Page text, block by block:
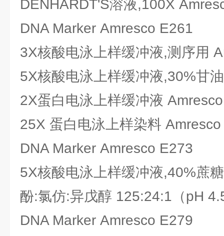
DENHARDT'S溶液,100X
DNA Marker Amresco E261
3X核酸电泳上样缓冲液,测序用
5X核酸电泳上样缓冲液,30%甘
2X蛋白电泳上样缓冲液
25X 蛋白电泳上样染料
DNA Marker Amresco E273
5X核酸电泳上样缓冲液,40%蔗
酚:氯仿:异戊醇 125:24:1（pH
DNA Marker Amresco E279